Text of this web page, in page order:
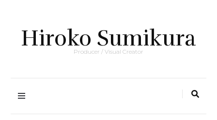
Hiroko Sumikura
Producer / Visual Creator